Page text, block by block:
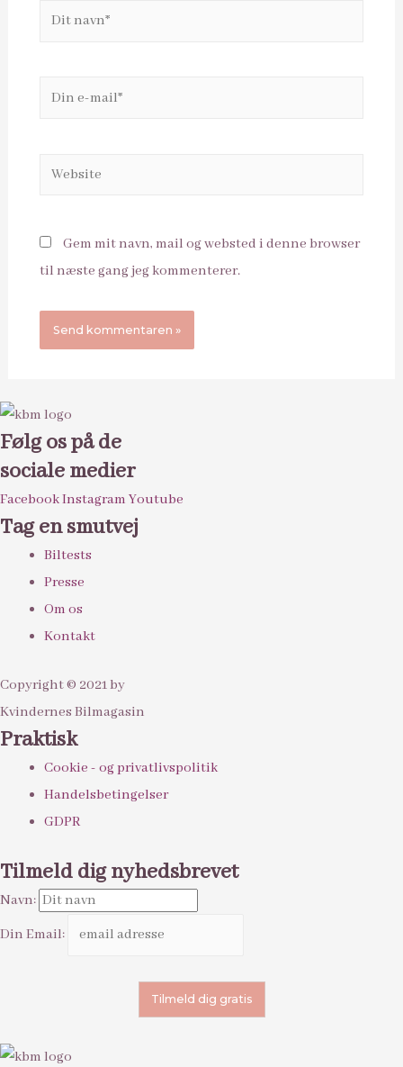
Dit
Din
Website
Gem mit navn, mail og websted i denne browser
til næste gang jeg kommenterer.
Følg os på de
sociale medier
FacebookInstagram Youtube
Tag en smutvej
Biltests
Presse
Om os
Kontakt
Copyright © 2021 by
Kvindernes Bilmagasin
Praktisk
Cookie - og privatlivspolitik
Handelsbetingelser
GDPR
Tilmeld dig nyhedsbrevet
Navn:
Din Email: